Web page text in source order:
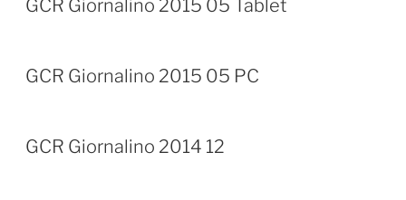
GCR Giornalino 2015 05 Tablet
GCR Giornalino 2015 05 PC
GCR Giornalino 2014 12